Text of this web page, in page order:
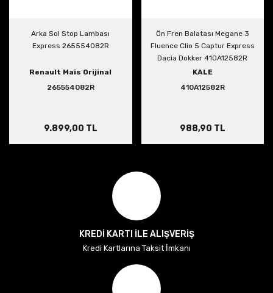
Arka Sol Stop Lambası
Express 265554082R
Renault Mais Orijinal
265554082R
9.899,00 TL
Ön Fren Balatası Megane 3
Fluence Clio 5 Captur Express
Dacia Dokker 410A12582R
KALE
410A12582R
988,90 TL
KREDİ KARTI İLE ALIŞVERİŞ
Kredi Kartlarına Taksit İmkanı